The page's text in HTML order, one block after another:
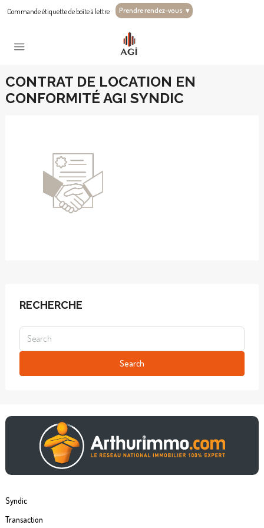
Commande étiquette de boîte à lettre Prendre rendez-vous ▾
CONTRAT DE LOCATION EN
CONFORMITÉ AGI SYNDIC
RECHERCHE
Search
Syndic
Transaction